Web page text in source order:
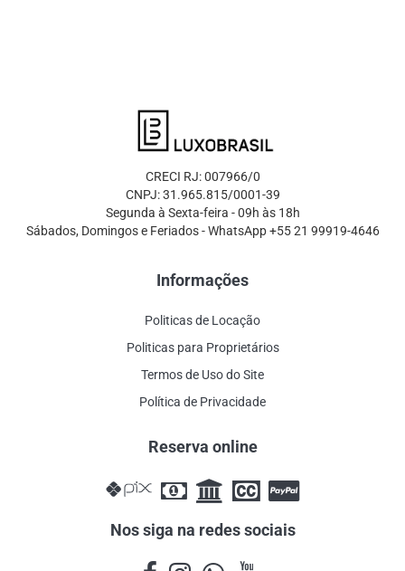
CRECI RJ: 007966/0
CNPJ: 31.965.815/0001-39
Segunda à Sexta-feira - 09h às 18h
Sábados, Domingos e Feriados - WhatsApp +55 21 99919-4646
Informações
Politicas de Locação
Politicas para Proprietários
Termos de Uso do Site
Política de Privacidade
Reserva online
Nos siga na redes sociais